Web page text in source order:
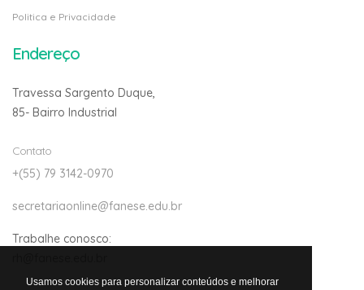
Usamos cookies para personalizar conteúdos e melhorar
Politica e Privacidade
Endereço
Travessa Sargento Duque,
85- Bairro Industrial
Contato
+(55) 79 3142-0970
secretariaonline@fanese.edu.br
Trabalhe conosco: